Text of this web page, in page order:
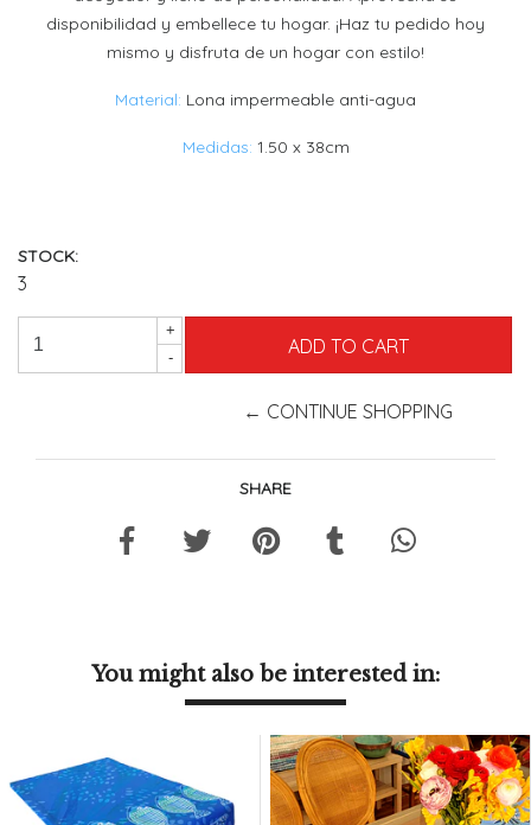
disponibilidad y embellece tu hogar. ¡Haz tu pedido hoy
mismo y disfruta de un hogar con estilo!
Material: Lona impermeable anti-agua
Medidas: 1.50 x 38cm
STOCK:
3
+
-
← CONTINUE SHOPPING
SHARE
You might also be interested in: